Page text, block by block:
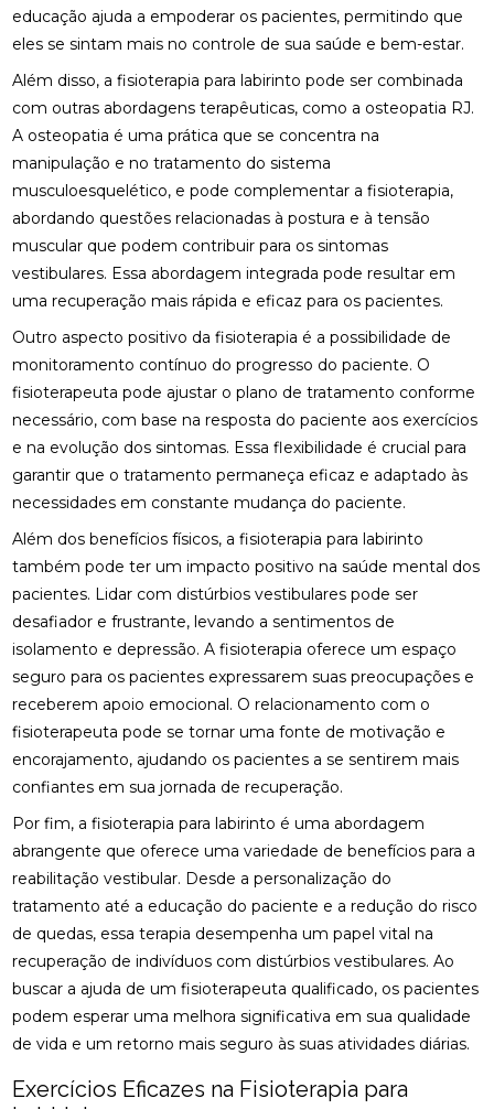
educação ajuda a empoderar os pacientes, permitindo que
eles se sintam mais no controle de sua saúde e bem-estar.
Além disso, a fisioterapia para labirinto pode ser combinada
com outras abordagens terapêuticas, como a osteopatia RJ.
A osteopatia é uma prática que se concentra na
manipulação e no tratamento do sistema
musculoesquelético, e pode complementar a fisioterapia,
abordando questões relacionadas à postura e à tensão
muscular que podem contribuir para os sintomas
vestibulares. Essa abordagem integrada pode resultar em
uma recuperação mais rápida e eficaz para os pacientes.
Outro aspecto positivo da fisioterapia é a possibilidade de
monitoramento contínuo do progresso do paciente. O
fisioterapeuta pode ajustar o plano de tratamento conforme
necessário, com base na resposta do paciente aos exercícios
e na evolução dos sintomas. Essa flexibilidade é crucial para
garantir que o tratamento permaneça eficaz e adaptado às
necessidades em constante mudança do paciente.
Além dos benefícios físicos, a fisioterapia para labirinto
também pode ter um impacto positivo na saúde mental dos
pacientes. Lidar com distúrbios vestibulares pode ser
desafiador e frustrante, levando a sentimentos de
isolamento e depressão. A fisioterapia oferece um espaço
seguro para os pacientes expressarem suas preocupações e
receberem apoio emocional. O relacionamento com o
fisioterapeuta pode se tornar uma fonte de motivação e
encorajamento, ajudando os pacientes a se sentirem mais
confiantes em sua jornada de recuperação.
Por fim, a fisioterapia para labirinto é uma abordagem
abrangente que oferece uma variedade de benefícios para a
reabilitação vestibular. Desde a personalização do
tratamento até a educação do paciente e a redução do risco
de quedas, essa terapia desempenha um papel vital na
recuperação de indivíduos com distúrbios vestibulares. Ao
buscar a ajuda de um fisioterapeuta qualificado, os pacientes
podem esperar uma melhora significativa em sua qualidade
de vida e um retorno mais seguro às suas atividades diárias.
Exercícios Eficazes na Fisioterapia para
BENEFÍCIOS DA QUIROPRAXIA NA FISIOTERAPIA
BENEFÍCIOS DA QUIROPRAXIA PARA A SAÚDE
BENEFÍCIOS DA QUIROPRAXIA PARA ALIVIAR O
NERVO CIÁTICO
COMO FUNCIONA
BENEFÍCIOS DA QUIROPRAXIA PARA O NERVO
CIÁTICO
BENEFÍCIOS DA QUIROPRAXIA PARA SUA SAÚDE
BENEFÍCIOS DAS PALMILHAS PARA JOANETE
MELHOR PARA SUAS NECESSIDADES
CLÍNICA DE QUIROPRAXIA PERTO DE MIM:
CLÍNICA DE QUIROPRAXIA PERTO DE MIM:
ENCONTRE ALÍVIO E BEM-ESTAR NA SUA REGIÃO
CLÍNICA DE QUIROPRAXIA PERTO DE MIM:
ENCONTRE ALÍVIO E BEM-ESTAR PELA REGIÃO
CLÍNICA DE QUIROPRAXIA PERTO DE MIM:
LOCALIZE ALÍVIO E BEM-ESTAR NA SUA REGIÃO
SOBRE O TEMA
ENXAQUECA DE FORMA EFICAZ
COMO A ACUPUNTURA PODE ALIVIAR A
ENXAQUECA E MELHORAR SUA QUALIDADE DE
VIDA
COMO A ACUPUNTURA PODE ALIVIAR A
ENXAQUECA NATURALMENTE
PODE TRANSFORMAR SUA SAÚDE